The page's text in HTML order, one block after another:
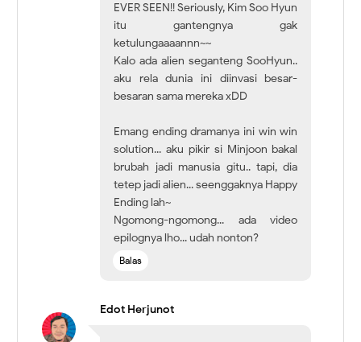
EVER SEEN!! Seriously, Kim Soo Hyun
itu gantengnya gak
ketulungaaaannn~~
Kalo ada alien seganteng SooHyun..
aku rela dunia ini diinvasi besar-
besaran sama mereka xDD
Emang ending dramanya ini win win
solution... aku pikir si Minjoon bakal
brubah jadi manusia gitu.. tapi, dia
tetep jadi alien... seenggaknya Happy
Ending lah~
Ngomong-ngomong... ada video
epilognya lho... udah nonton?
Balas
Edot Herjunot